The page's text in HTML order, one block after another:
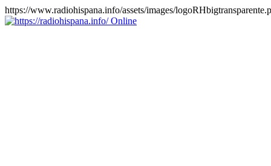
https://www.radiohispana.info/assets/images/
Online